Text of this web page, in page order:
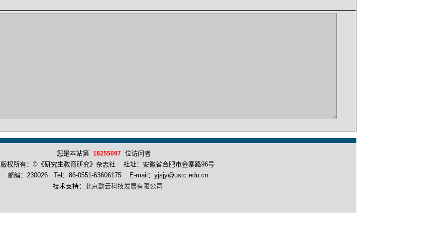
您是本站第 18255097位访问者
版权所有：©《研究生教育研究》杂志社 社址：安徽省合肥市金寨路96号
邮编：230026 Tel：86-0551-63606175 E-mail：yjsjy@ustc.edu.cn
技术支持： 北京勤云科技发展有限公司